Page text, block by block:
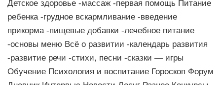
Детское здоровье -массаж -первая помощь Питание
ребенка -грудное вскармливание -введение
прикорма -пищевые добавки -лечебное питание
-основы меню Всё о развитии -календарь развития
-развитие речи -стихи, песни -сказки — игры
Обучение Психология и воспитание Гороскоп Форум